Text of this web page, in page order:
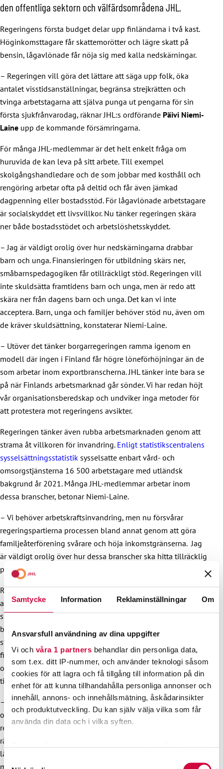
Samtycke Information Reklaminställningar Om
Ansvarsfull användning av dina uppgifter
Vi och våra 1 partners behandlar din personliga data,
som t.ex. ditt IP-nummer, och använder teknologi såsom
cookies för att lagra och få tillgång till information på din
enhet för att kunna tillhandahålla personliga annonser och
innehåll, annons- och innehållsmätning, åskådarinsikter
och produktutveckling. Du kan själv välja vilka som får
använda din data och i vilka syften.
Ta reda på mer om hur dina personliga uppgifter
den offentliga sektorn och välfärdsområdena JHL.
Regeringens första budget delar upp finländarna i två kast.
Höginkomsttagare får skattemorötter och lägre skatt på
bensin, lågavlönade får nöja sig med kalla nedskärningar.
– Regeringen vill göra det lättare att säga upp folk, öka
antalet visstidsanställningar, begränsa strejkrätten och
tvinga arbetstagarna att själva punga ut pengarna för sin
första sjukfrånvarodag, räknar JHL:s ordförande Päivi Niemi-
Laine upp de kommande försämringarna.
För många JHL-medlemmar är det helt enkelt fråga om
huruvida de kan leva på sitt arbete. Till exempel
skolgångshandledare och de som jobbar med kosthåll och
rengöring arbetar ofta på deltid och får även jämkad
dagpenning eller bostadsstöd. För lågavlönade arbetstagare
är socialskyddet ett livsvillkor. Nu tänker regeringen skära
ner både bostadsstödet och arbetslöshetsskyddet.
– Jag är väldigt orolig över hur nedskärningarna drabbar
barn och unga. Finansieringen för utbildning skärs ner,
småbarnspedagogiken får otillräckligt stöd. Regeringen vill
inte skuldsätta framtidens barn och unga, men är redo att
skära ner från dagens barn och unga. Det kan vi inte
acceptera. Barn, unga och familjer behöver stöd nu, även om
de kräver skuldsättning, konstaterar Niemi-Laine.
– Utöver det tänker borgarregeringen ramma igenom en
modell där ingen i Finland får högre löneförhöjningar än de
som arbetar inom exportbranscherna. JHL tänker inte bara se
på när Finlands arbetsmarknad går sönder. Vi har redan höjt
vår organisationsberedskap och undviker inga metoder för
att protestera mot regeringens avsikter.
Regeringen tänker även rubba arbetsmarknaden genom att
strama åt villkoren för invandring. Enligt statistikscentralens
sysselsättningsstatistik sysselsatte enbart vård- och
omsorgstjänsterna 16 500 arbetstagare med utländsk
bakgrund år 2021. Många JHL-medlemmar arbetar inom
dessa branscher, betonar Niemi-Laine.
– Vi behöver arbetskraftsinvandring, men nu försvårar
regeringspartierna processen bland annat genom att göra
familjeåterförening svårare och höja inkomstgränserna. Jag
är väldigt orolig över hur dessa branscher ska hitta tillräcklig
personal i framtiden.
Regeringspartiernas valkampanjer innehöll stora löften om
att sätta Finlands ekonomi i skick och stoppa
skuldsättningen. I verkligheten ökarRiikka Purrasförsta
budgetproposition statsskulden med tio miljarder, minskar
statens inkomster via skattelättnader och urholkar
finansieringsgrunden för våra offentliga tjänster. Det förblir
oklart hur denna budget garanterar att alla har jämlik
tillgång till bland annat social- och hälsovårdstjänster.
– Först naggar politiker finansieringen i kanten, och sedan
oroar de sig över att pengarna inte räcker till. Sedan för
regeringen igenom mer nedskärningar, eftersom vi ”inte har
råd” med tjänsterna. Jag frågar mig hur detta gagnar
lågavlönade skattebetalare, som inte till exempel har råd
med dyra privatläkarbesök, avfyrar Niemi-Laine.